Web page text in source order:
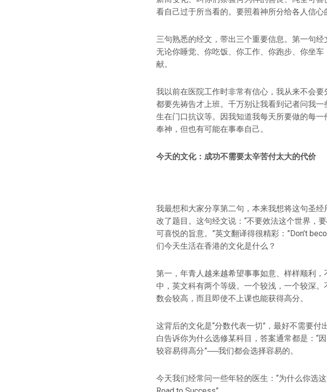
看自己过于所当看的。要照着神所分给各人信心
三句熟悉的经文，带出三个重要信息。第一句
无论你睡觉、你吃饭、你工作、你跑步、你坐
献。
我以前在医院工作时非常有信心，我从来不会
都要先祷告才上班。千万别让我看到记者问我
生在门口抗议等。因我知道我每天所要做的每
奉神，但也有可能在事奉自己。
今天的文化：成功不需要太辛苦付太大的代价
我最想和大家分享第二句，本来我想将这句圣
改了题目。这句经文说：“不要效法这个世界，
可喜悦的旨意。”英文翻译得很精彩：”Don’t
们今天生活在香港的文化是什么？
第一，年青人越来越希望事事如意、样样顺利
中，英文科有两个等级。一个较浅，一个较深
数会较高，而且即使不上课也能获得高分。
这背后的文化是“分数代表一切”，最好不需要
白告诉你为什么选修某科目，答案通常都是：“
较容易得高分”──我们都会选择容易的。
今天我们经常问一些年轻的医生：“为什么你选